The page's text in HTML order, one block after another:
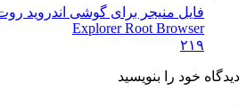
فایل منیجر برای گوشی اندروید
Explorer Root Browser
۲۱۹
دیدگاه خود را بنویسید